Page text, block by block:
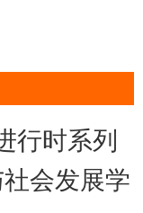
行时系列
会发展学